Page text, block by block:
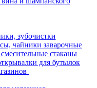
зубочистки
чайники заварочные
стаканы
для бутылок